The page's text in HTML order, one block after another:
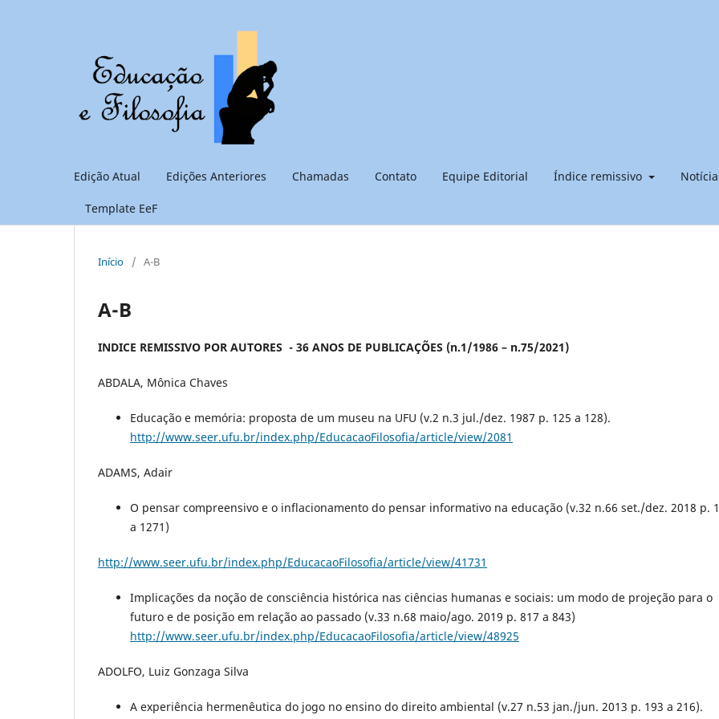
Edição Atual Edições Anteriores Chamadas Contato Equipe Editorial Índice remissivo
Template EeF
Início / A-B
A-B
INDICE REMISSIVO POR AUTORES - 36 ANOS DE PUBLICAÇÕES (n.1/1986 – n.75/2021)
ABDALA, Mônica Chaves
Educação e memória: proposta de um museu na UFU (v.2 n.3 jul./dez. 1987 p. 125 a 128).
http://www.seer.ufu.br/index.php/EducacaoFilosofia/article/view/2081
ADAMS, Adair
O pensar compreensivo e o inflacionamento do pensar informativo na educação (v.32 n.66 set./dez. 2018 p.
a 1271)
http://www.seer.ufu.br/index.php/EducacaoFilosofia/article/view/41731
Implicações da noção de consciência histórica nas ciências humanas e sociais: um modo de projeção para o
futuro e de posição em relação ao passado (v.33 n.68 maio/ago. 2019 p. 817 a 843)
http://www.seer.ufu.br/index.php/EducacaoFilosofia/article/view/48925
ADOLFO, Luiz Gonzaga Silva
A experiência hermenêutica do jogo no ensino do direito ambiental (v.27 n.53 jan./jun. 2013 p. 193 a 216).